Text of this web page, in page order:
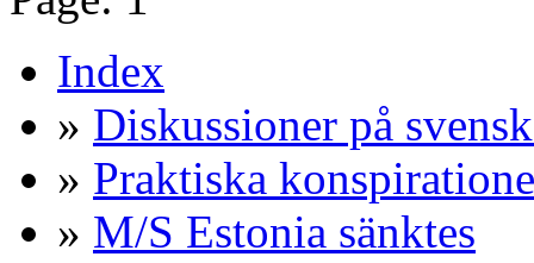
Index
» Diskussioner på
» Praktiska
» M/S Estonia sänktes